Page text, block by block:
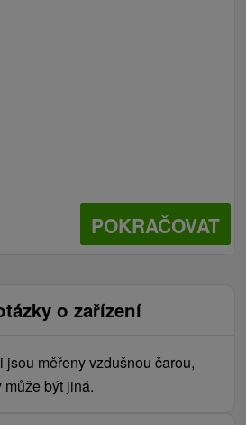
POKRAČOVAT
o zařízení
měřeny vzdušnou čarou,
být jiná.